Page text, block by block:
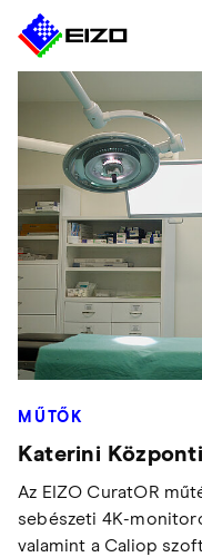
MŰTŐK
Katerini
Az EIZO CuratOR
sebészeti 4K-
valamint a Caliop